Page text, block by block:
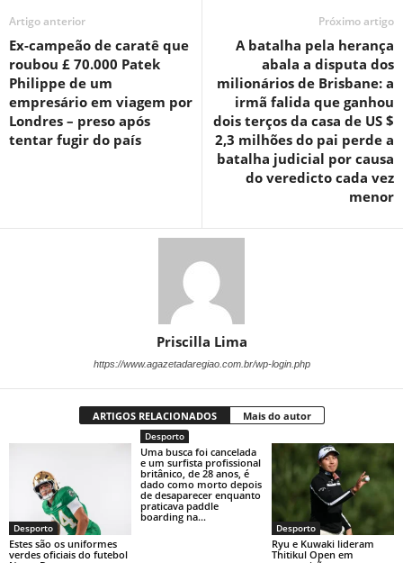
Artigo anterior
Ex-campeão de caratê que
roubou £ 70.000 Patek
Philippe de um
empresário em viagem por
Londres – preso após
tentar fugir do país
Próximo artigo
A batalha pela herança
abala a disputa dos
milionários de Brisbane: a
irmã falida que ganhou
dois terços da casa de US $
2,3 milhões do pai perde a
batalha judicial por causa
do veredicto cada vez
menor
Priscilla Lima
https://www.agazetadaregiao.com.br/wp-login.php
ARTIGOS RELACIONADOS Mais do autor
Desporto
Estes são os uniformes
verdes oficiais do futebol
Desporto
Uma busca foi cancelada
e um surfista profissional
britânico, de 28 anos, é
dado como morto depois
de desaparecer enquanto
praticava paddle
boarding na...
Desporto
Ryu e Kuwaki lideram
Thitikul Open em